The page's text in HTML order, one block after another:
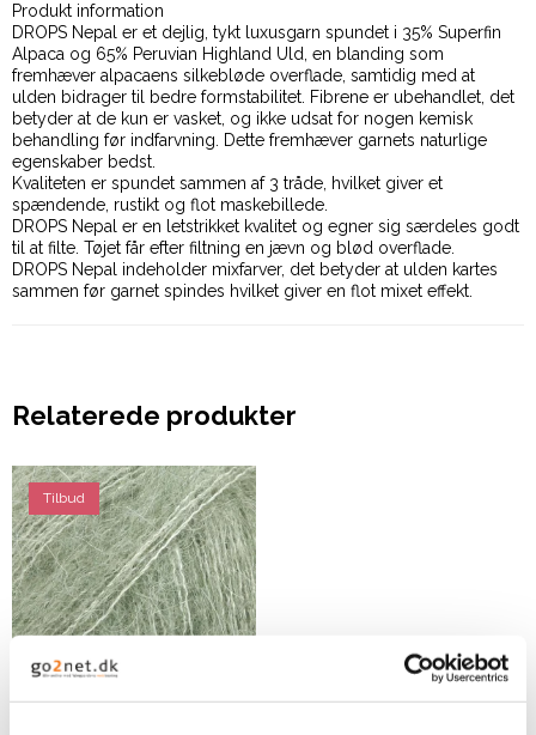
Produkt information
DROPS Nepal er et dejlig, tykt luxusgarn spundet i 35% Superfin
Alpaca og 65% Peruvian Highland Uld, en blanding som
fremhæver alpacaens silkebløde overflade, samtidig med at
ulden bidrager til bedre formstabilitet. Fibrene er ubehandlet, det
betyder at de kun er vasket, og ikke udsat for nogen kemisk
behandling før indfarvning. Dette fremhæver garnets naturlige
egenskaber bedst.
Kvaliteten er spundet sammen af 3 tråde, hvilket giver et
spændende, rustikt og flot maskebillede.
DROPS Nepal er en letstrikket kvalitet og egner sig særdeles godt
til at filte. Tøjet får efter filtning en jævn og blød overflade.
DROPS Nepal indeholder mixfarver, det betyder at ulden kartes
sammen før garnet spindes hvilket giver en flot mixet effekt.
Relaterede produkter
Tilbud